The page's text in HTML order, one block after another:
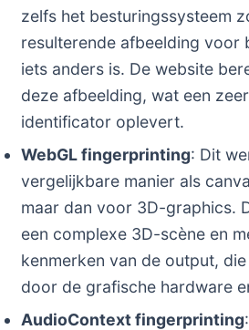
zelfs het besturingssysteem
resulterende afbeelding voor
iets anders is. De website
deze afbeelding, wat een
identificator oplevert.
WebGL fingerprinting: Dit
vergelijkbare manier als
maar dan voor 3D-graphics.
een complexe 3D-scène en
kenmerken van de output,
door de grafische hardware
AudioContext fingerprinting